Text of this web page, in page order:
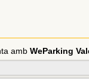
amb WeParking